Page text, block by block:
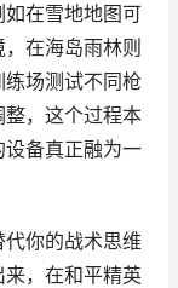
在雪地地图可
在海岛雨林则
场测试不同枪
，这个过程本
备真正融为一
你的战术思维
，在和平精英